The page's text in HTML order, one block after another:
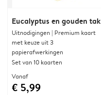
Eucalyptus en gouden tak
Uitnodigingen | Premium kaart
met keuze uit 3
papierafwerkingen
Set van 10 kaarten
Vanaf
€ 5,99